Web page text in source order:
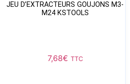
JEU D’EXTRACTEURS GOUJONS M3-
M24 KSTOOLS
7,68€ TTC